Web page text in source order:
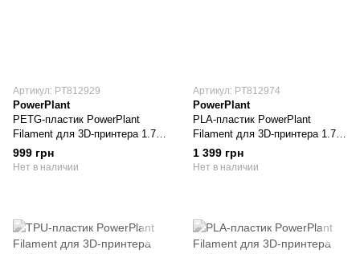
Артикул: PT812929
PowerPlant
PETG-пластик PowerPlant
Filament для 3D-принтера 1.75
мм 1 кг, белый
999 грн
Нет в наличии
Артикул: PT812974
PowerPlant
PLA-пластик PowerPlant
Filament для 3D-принтера 1.75
мм 1 кг, желтый
1 399 грн
Нет в наличии